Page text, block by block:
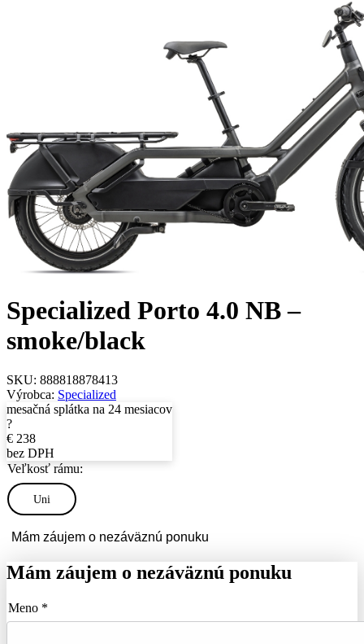
Specialized Porto 4.0 NB –
smoke/black
SKU: 888818878413
Výrobca: Specialized
mesačná splátka na 24 mesiacov
?
€ 238
bez DPH
Veľkosť rámu:
Uni
Mám záujem o nezáväznú ponuku
Mám záujem o nezáväznú ponuku
Meno *